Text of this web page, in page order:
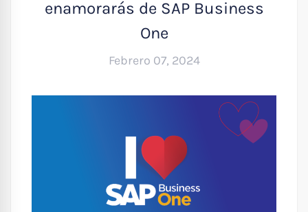
enamorarás de SAP Business
One
Febrero 07, 2024